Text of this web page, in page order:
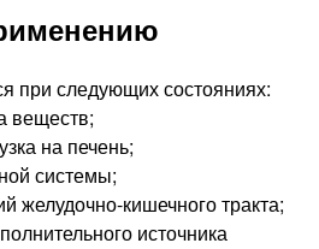
при следующих состояниях:
веществ;
на печень;
системы;
желудочно‑кишечного тракта;
источника